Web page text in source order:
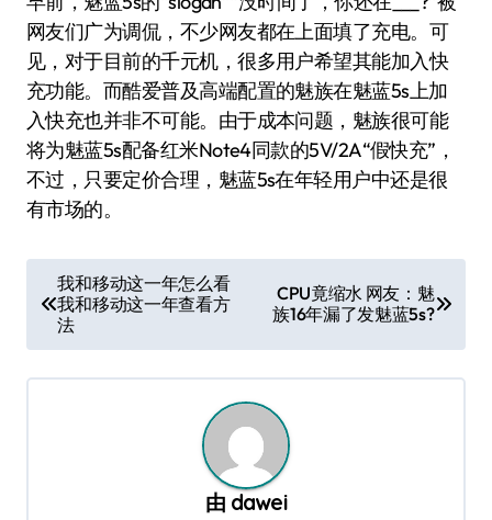
网友们广为调侃，不少网友都在上面填了充电。可
见，对于目前的千元机，很多用户希望其能加入快
充功能。而酷爱普及高端配置的魅族在魅蓝5s上加
入快充也并非不可能。由于成本问题，魅族很可能
将为魅蓝5s配备红米Note4同款的5V/2A“假快充”，
不过，只要定价合理，魅蓝5s在年轻用户中还是很
有市场的。
章
导
航
我和移动这一年怎么看
我和移动这一年查看方
法
CPU竟缩水 网友：魅
族16年漏了发魅蓝5s?
由 dawei